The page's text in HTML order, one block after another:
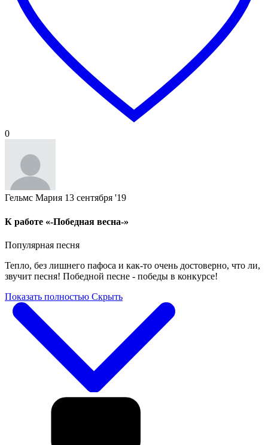
0
Гельмс Мария 13 сентября '19
К работе «-Победная весна-»
Популярная песня
Тепло, без лишнего пафоса и как-то очень достоверно, что ли,
звучит песня! Победной песне - победы в конкурсе!
Показать полностью Скрыть